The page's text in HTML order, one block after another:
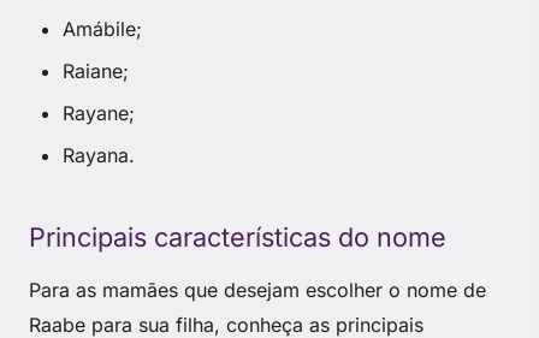
Amábile;
Raiane;
Rayane;
Rayana.
Principais características do nome
Para as mamães que desejam escolher o nome de
Raabe para sua filha, conheça as principais